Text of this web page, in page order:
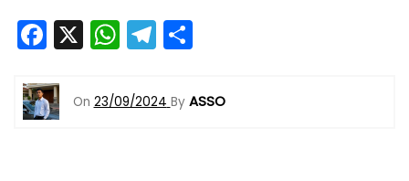
F
c
e
X W
a
T
e
gr
ar
On 23/09/2024 By ASSO